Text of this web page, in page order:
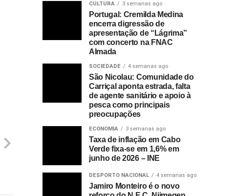
CULTURA 3 semanas ago
Portugal: Cremilda Medina
encerra digressão de
apresentação de “Lágrima”
com concerto na FNAC
Almada
SOCIEDADE 4 semanas ago
São Nicolau: Comunidade do
Carriçal aponta estrada, falta
de agente sanitário e apoio à
pesca como principais
preocupações
ECONOMIA 3 semanas ago
Taxa de inflação em Cabo
Verde fixa-se em 1,6% em
junho de 2026 – INE
DESPORTO NACIONAL 4 semanas ago
Jamiro Monteiro é o novo